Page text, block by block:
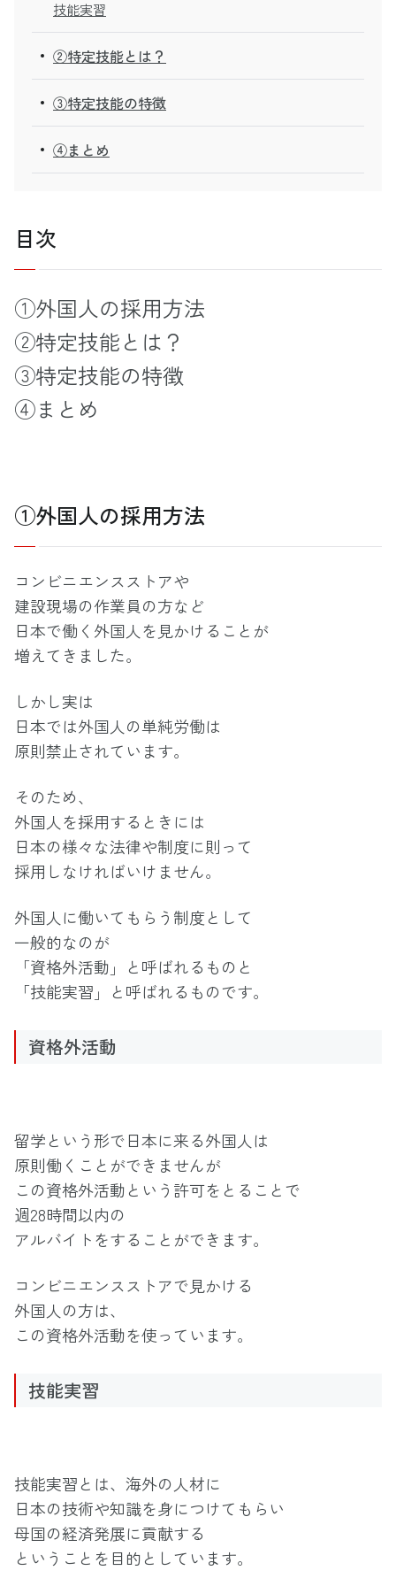
技能実習
②特定技能とは？
③特定技能の特徴
④まとめ
目次
①外国人の採用方法
②特定技能とは？
③特定技能の特徴
④まとめ
①外国人の採用方法
コンビニエンスストアや
建設現場の作業員の方など
日本で働く外国人を見かけることが
増えてきました。
しかし実は
日本では外国人の単純労働は
原則禁止されています。
そのため、
外国人を採用するときには
日本の様々な法律や制度に則って
採用しなければいけません。
外国人に働いてもらう制度として
一般的なのが
「資格外活動」と呼ばれるものと
「技能実習」と呼ばれるものです。
資格外活動
留学という形で日本に来る外国人は
原則働くことができませんが
この資格外活動という許可をとることで
週28時間以内の
アルバイトをすることができます。
コンビニエンスストアで見かける
外国人の方は、
この資格外活動を使っています。
技能実習
技能実習とは、海外の人材に
日本の技術や知識を身につけてもらい
母国の経済発展に貢献する
ということを目的としています。